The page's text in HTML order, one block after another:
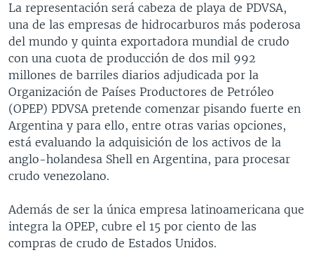
BRASIL
ENTRETENIMIENTO Y CULTURA
TECNOLOGÍA
DEPORTES
CIENCIA Y SALUD
VIDEOS
FOTOGRAFÍA
AUDIOS
PROGRAMAS TV
EL MUNDO AL DÍA
FORO INTERAMERICANO
VISIÓN 360
LAS CLAVES
PANORAMA
RADIO
AVANCE INFORMATIVO
AUDIONOTICIAS
BUENOS DÍAS AMÉRICA
ESTADOS UNIDOS AL DÍA
EL MUNDO AL DÍA [RADIO]
DEPORTIVO INTERNACIONAL
NOTA ECONÓMICA
DIRECT
DOCUMENTALES DE LA VOA
Learning English
SÍGANOS
Idiomas
La representación será cabeza de playa de PDVSA,
una de las empresas de hidrocarburos más poderosa
del mundo y quinta exportadora mundial de crudo
con una cuota de producción de dos mil 992
millones de barriles diarios adjudicada por la
Organización de Países Productores de Petróleo
(OPEP) PDVSA pretende comenzar pisando fuerte en
Argentina y para ello, entre otras varias opciones,
está evaluando la adquisición de los activos de la
anglo-holandesa Shell en Argentina, para procesar
crudo venezolano.
Además de ser la única empresa latinoamericana que
integra la OPEP, cubre el 15 por ciento de las
compras de crudo de Estados Unidos.